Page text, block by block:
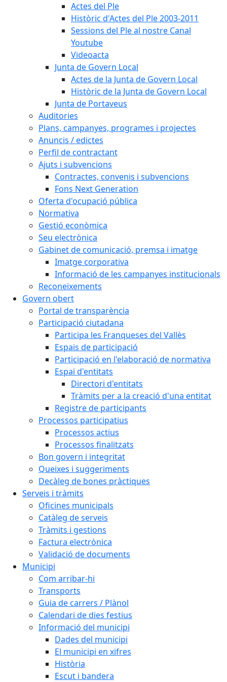
Actes del Ple
Històric d'Actes del Ple 2003-2011
Sessions del Ple al nostre Canal
Youtube
Videoacta
Junta de Govern Local
Actes de la Junta de Govern Local
Històric de la Junta de Govern Local
Junta de Portaveus
Auditories
Plans, campanyes, programes i projectes
Anuncis / edictes
Perfil de contractant
Ajuts i subvencions
Contractes, convenis i subvencions
Fons Next Generation
Oferta d'ocupació pública
Normativa
Gestió econòmica
Seu electrònica
Gabinet de comunicació, premsa i imatge
Imatge corporativa
Informació de les campanyes institucionals
Reconeixements
Govern obert
Portal de transparència
Participació ciutadana
Participa les Franqueses del Vallès
Espais de participació
Participació en l'elaboració de normativa
Espai d'entitats
Directori d'entitats
Tràmits per a la creació d'una entitat
Registre de participants
Processos participatius
Processos actius
Processos finalitzats
Bon govern i integritat
Queixes i suggeriments
Decàleg de bones pràctiques
Serveis i tràmits
Oficines municipals
Catàleg de serveis
Tràmits i gestions
Factura electrònica
Validació de documents
Municipi
Com arribar-hi
Transports
Guia de carrers / Plànol
Calendari de dies festius
Informació del municipi
Dades del municipi
El municipi en xifres
Història
Escut i bandera